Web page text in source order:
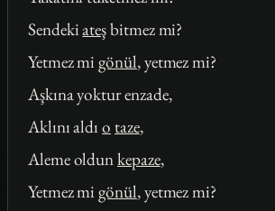
Sendekiateşbitmez mi?
Yetmez migönül, yetmez mi?
Aşkına yoktur enzade,
Aklını aldıo taze,
Aleme oldunkepaze,
Yetmez migönül, yetmez mi?